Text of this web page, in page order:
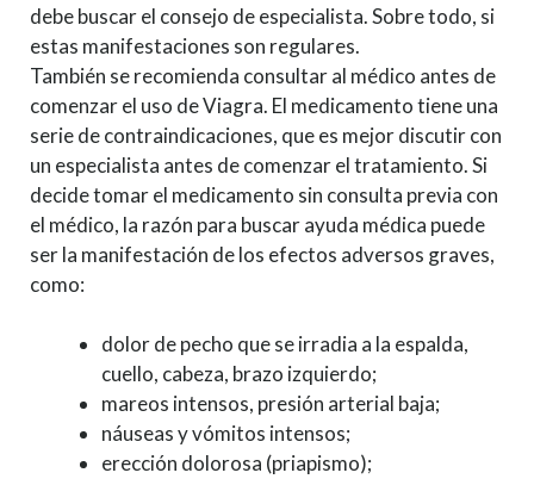
debe buscar el consejo de especialista. Sobre todo, si
estas manifestaciones son regulares.
También se recomienda consultar al médico antes de
comenzar el uso de Viagra. El medicamento tiene una
serie de contraindicaciones, que es mejor discutir con
un especialista antes de comenzar el tratamiento. Si
decide tomar el medicamento sin consulta previa con
el médico, la razón para buscar ayuda médica puede
ser la manifestación de los efectos adversos graves,
como:
dolor de pecho que se irradia a la espalda,
cuello, cabeza, brazo izquierdo;
mareos intensos, presión arterial baja;
náuseas y vómitos intensos;
erección dolorosa (priapismo);